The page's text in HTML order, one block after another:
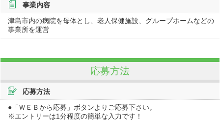
事業内容
津島市内の病院を母体とし、老人保健施設、グループホームなどの
事業所を運営
応募方法
応募方法
●「ＷＥＢから応募」ボタンよりご応募下さい。
※エントリーは1分程度の簡単な入力です！